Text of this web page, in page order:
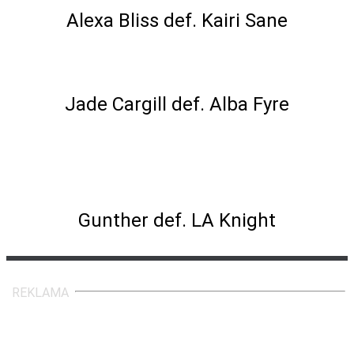
Alexa Bliss def. Kairi Sane
Jade Cargill def. Alba Fyre
Gunther def. LA Knight
REKLAMA